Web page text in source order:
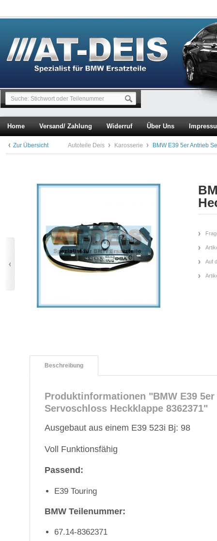
Home Versand/ Zahlung Widerruf Über Uns
Zur Übersicht Autoteile Deis Karosserie BMW E39 5er Antrieb
Auf
Beschreibung
Produktinformationen "BMW E39
Servoschloss Heckklappe 8362371"
Ausgebaut aus einem E39 523i Bj: 98
Voll Funktionsfähig
Passend:
E39 Touring
BMW Teilenummer:
67.14-8362371